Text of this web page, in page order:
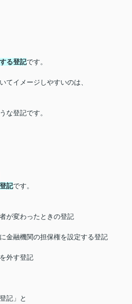
る登記です。
てイメージしやすいのは、
な登記です。
記です。
が変わったときの登記
金融機関の担保権を設定する登記
外す登記
記」と